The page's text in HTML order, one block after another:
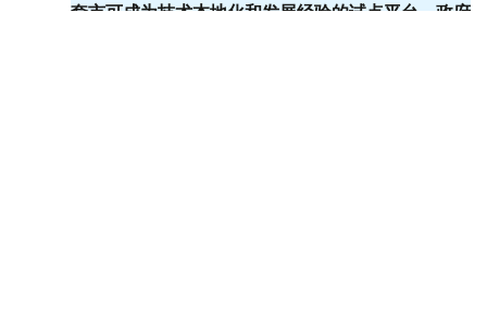
套​​市可成为技术本地化和发展经验的试点平台。政府